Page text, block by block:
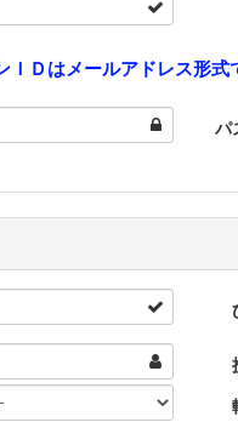
ＩＤはメールアドレス形式
パ